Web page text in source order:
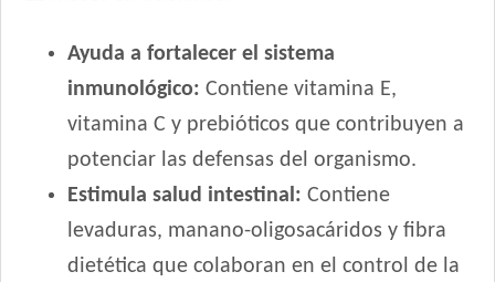
Gran Pastor Perro Criadores
HOP! Perro Adulto Mediano y Grande
Handler Perro Adulto Mediano y Grande
High Pro Criadores Perro Adulto
Iron Pet Perro Adultos de Razas Medianas y Grandes
Iron Pet Premium Perro Adulto Mediano y Grande
Ayuda a fortalecer el sistema
inmunológico: Contiene vitamina E,
vitamina C y prebióticos que contribuyen a
potenciar las defensas del organismo.
Estimula salud intestinal: Contiene
levaduras, manano-oligosacáridos y fibra
dietética que colaboran en el control de la